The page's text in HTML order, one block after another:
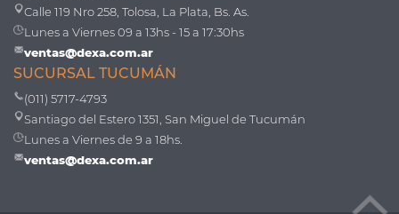
Calle 119 Nro 258, Tolosa, La Plata, Bs. As.
Lunes a Viernes 09 a 13hs - 15 a 17:30hs
ventas@dexa.com.ar
SUCURSAL TUCUMÁN
(011) 5717-4793
Santiago del Estero 1351, San Miguel de Tucumán
Lunes a Viernes de 9 a 18hs.
ventas@dexa.com.ar